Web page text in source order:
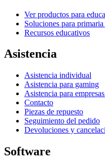
Ver productos para
Soluciones para
Recursos educativos
Asistencia
Asistencia individual
Asistencia para gaming
Asistencia para
Contacto
Piezas de repuesto
Seguimiento del pedido
Devoluciones y
Software